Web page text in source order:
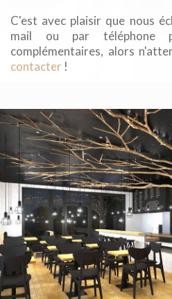
C'est avec plaisir que nous
mail ou par téléphone
complémentaires, alors
contacter !